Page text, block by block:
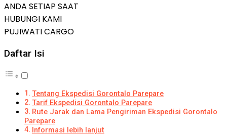
ANDA SETIAP SAAT
HUBUNGI KAMI
PUJIWATI CARGO
Daftar Isi
Tentang Ekspedisi Gorontalo Parepare
Tarif Ekspedisi Gorontalo Parepare
Rute Jarak dan Lama Pengiriman Ekspedisi Gorontalo
Parepare
Informasi lebih lanjut